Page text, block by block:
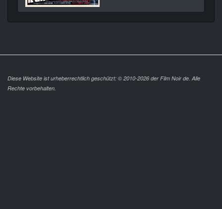
Diese Website ist urheberrechtlich geschützt: © 2010-2026 der Film Noir de. Alle
Rechte vorbehalten.